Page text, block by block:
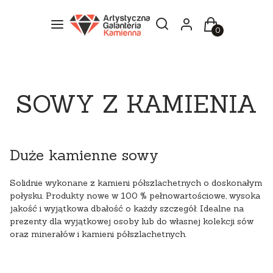
Menu Otwórz wyszukiwarkę
SzukajZaloguj sięKoszyk
SOWY Z KAMIENIA
Duże kamienne sowy
Solidnie wykonane z kamieni półszlachetnych o doskonałym
połysku. Produkty nowe w 100 % pełnowartościowe, wysoka
jakość i wyjątkowa dbałość o każdy szczegół. Idealne na
prezenty dla wyjątkowej osoby lub do własnej kolekcji sów
oraz minerałów i kamieni półszlachetnych.